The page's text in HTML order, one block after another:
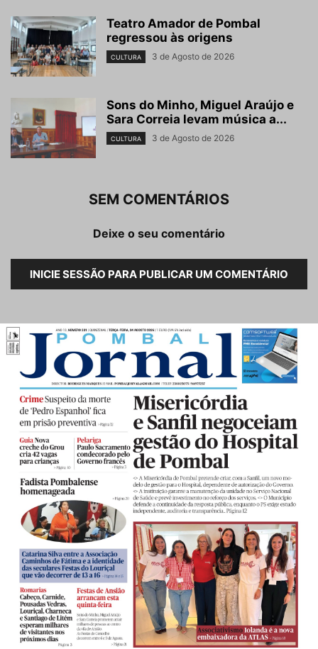
Teatro Amador de Pombal
regressou às origens
CULTURA 3 de Agosto de 2026
Sons do Minho, Miguel Araújo e
Sara Correia levam música a...
CULTURA 3 de Agosto de 2026
SEM COMENTÁRIOS
Deixe o seu comentário
INICIE SESSÃO PARA PUBLICAR UM COMENTÁRIO